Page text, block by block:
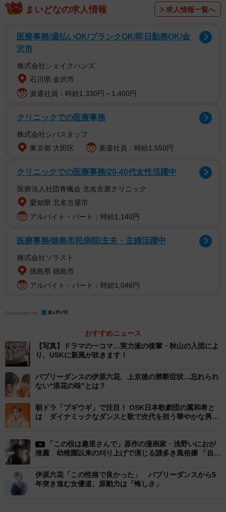
タイ子役・藤間爽子は日本舞踊家元にして劇団女
「芸者見習い」役としての着物の着こなしが実に美しかっ
た藤間。それもそのはず、人間国宝で藤間流宗家の舞踊家
派藤間流の家元をつとめるという才媛なのだ。
同時に、長塚圭史が主宰をつとめる劇団・阿佐ヶ谷スパイ
ダースにも所属するという、異色の経歴を持つ藤間。近年
ン・紬の親友・真子役や、『こっち向いてよ向井くん』
（日本テレビ系）で結婚前提交際に発展しながら向井くん
をフッた原チカ役が記憶に新しい。
つとめていた、『ブギウギ』の制作統括・福岡利武さん
「『ひよっこ』でご一緒させていただいたときから、とて
も魅力的な方だと思っていました。タイ子は今、芸者見習
いで、その先は芸者になっていく女性ですので、着物の着
こなしや所作、そして踊りに説得力のある方が演じてくだ
さるといいな、と思っていました。藤間さんがタイ子役に
決まり、当たり前ですが、踊りも、着物の着方と立ち振る
る方はそういないと思います。その美しさが、映像にきち
んと出ていると思います」
今後はタイ子が日本舞踊を披露するシーンも登場するとい
まいどなの求人情報 求人情報一覧へ
医療事務/週払いOK/ブランクOK/即日勤務OK/金
沢市
株式会社シェイクハンズ
石川県 金沢市
派遣社員：時給1,330円～1,400円
クリニックでの医療事務
株式会社シバスタッフ
東京都 大田区
派遣社員：時給1,550円
クリニックでの医療事務/20-40代女性活躍中
医療法人社団青楓会 北名古屋クリニック
愛知県 北名古屋市
アルバイト・パート：時給1,140円
医療事務/徳島市民病院/主夫・主婦活躍中
株式会社ソラスト
徳島県 徳島市
アルバイト・パート：時給1,046円
Sponsored by
おすすめニュース
【写真】ドラマの一コマ…実力派の後輩・秋山の入団によ
り、USKに新風が吹きます！
バブリーダンスの伊原六花、上京後の禁断症状…忘れられ
ない“浪花の味”とは？
朝ドラ「ブギウギ」で注目！ OSK日本歌劇団の翼和希と
は ダイナミックなダンスと歌で次代を担う華やかな男役
「この役は趣里さんで」原作の漫画家・浅野いにおが
推薦 幼稚園以来の刈り上げで演じる謎多き風俗嬢 「自己
伊原六花「この性格で良かった」 バブリーダンスから5
年突き進む女優道、原動力は「悔しさ」